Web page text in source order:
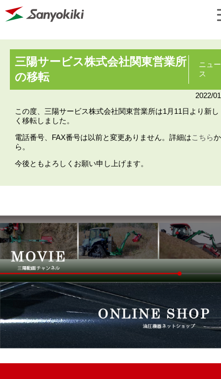
三陽サービス株式会社関東営業所
の移転
ニュー
ス
2022/
この度、三陽サービス株式会社関東営業所は1月11日より新し
く移転しました。
電話番号、FAX番号は以前と変更ありません。詳細はこちらか
ら。
今後ともよろしくお願い申し上げます。